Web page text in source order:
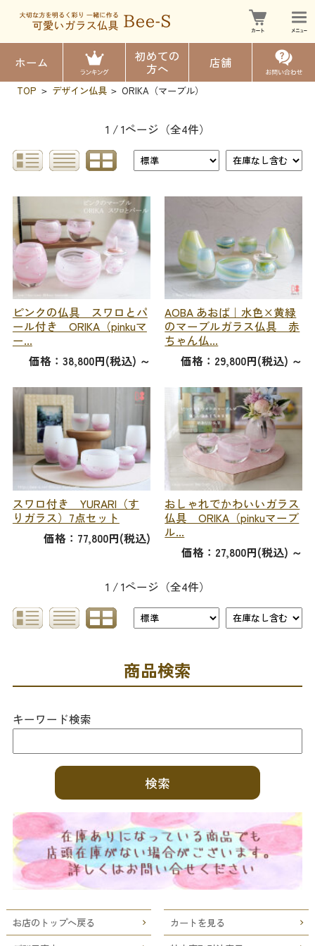
ホーム
初めての
方へ
店舗
TOP > デザイン仏具 > ORIKA（マーブル）
1 / 1ページ （全4件）
ピンクの仏具 スワロとパ
ール付き ORIKA（pinkuマ
ー...
価格：38,800円(税込) ～
AOBA あおば｜水色×黄緑
のマーブルガラス仏具 赤
ちゃん仏...
価格：29,800円(税込) ～
スワロ付き YURARI（す
りガラス）7点セット
価格：77,800円(税込)
おしゃれでかわいいガラス
仏具 ORIKA（pinkuマーブ
ル...
価格：27,800円(税込) ～
1 / 1ページ （全4件）
商品検索
キーワード検索
お店のトップへ戻る
カートを見る